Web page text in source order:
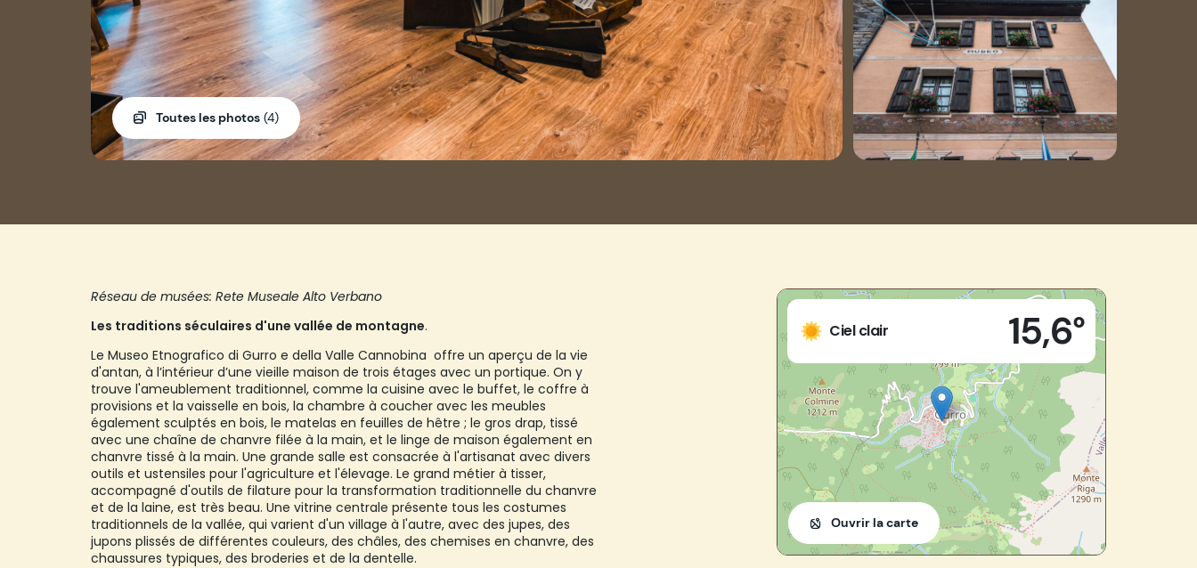
Toutes les photos (4)
Réseau de musées: Rete Museale Alto Verbano
Les traditions séculaires d'une vallée de montagne.
Le Museo Etnografico di Gurro e della Valle Cannobina offre un aperçu de la vie
d'antan, à l’intérieur d’une vieille maison de trois étages avec un portique. On y
trouve l'ameublement traditionnel, comme la cuisine avec le buffet, le coffre à
provisions et la vaisselle en bois, la chambre à coucher avec les meubles
également sculptés en bois, le matelas en feuilles de hêtre ; le gros drap, tissé
avec une chaîne de chanvre filée à la main, et le linge de maison également en
chanvre tissé à la main. Une grande salle est consacrée à l'artisanat avec divers
outils et ustensiles pour l'agriculture et l'élevage. Le grand métier à tisser,
accompagné d'outils de filature pour la transformation traditionnelle du chanvre
et de la laine, est très beau. Une vitrine centrale présente tous les costumes
traditionnels de la vallée, qui varient d'un village à l'autre, avec des jupes, des
jupons plissés de différentes couleurs, des châles, des chemises en chanvre, des
chaussures typiques, des broderies et de la dentelle.
Ciel clair 15,6°
Piazza della Chiesa
28825 - Gurro (VB)
Ouvrir la carte